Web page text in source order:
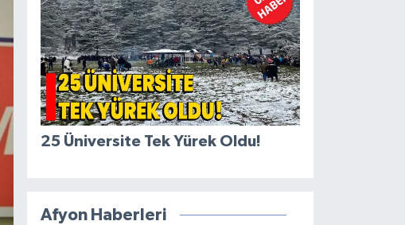
25 Üniversite Tek Yürek Oldu!
Afyon Haberleri